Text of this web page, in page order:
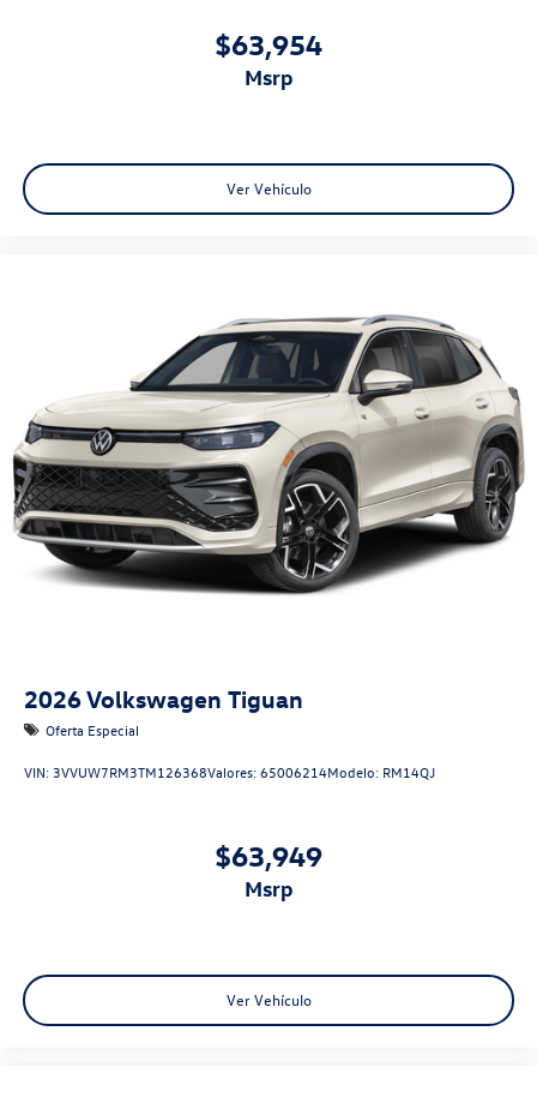
$63,954
msrp
Ver Vehículo
2026Volkswagen Tiguan
Oferta Especial
VIN: 3VVUW7RM3TM126368Valores:65006214Modelo: RM14QJ
$63,949
msrp
Ver Vehículo